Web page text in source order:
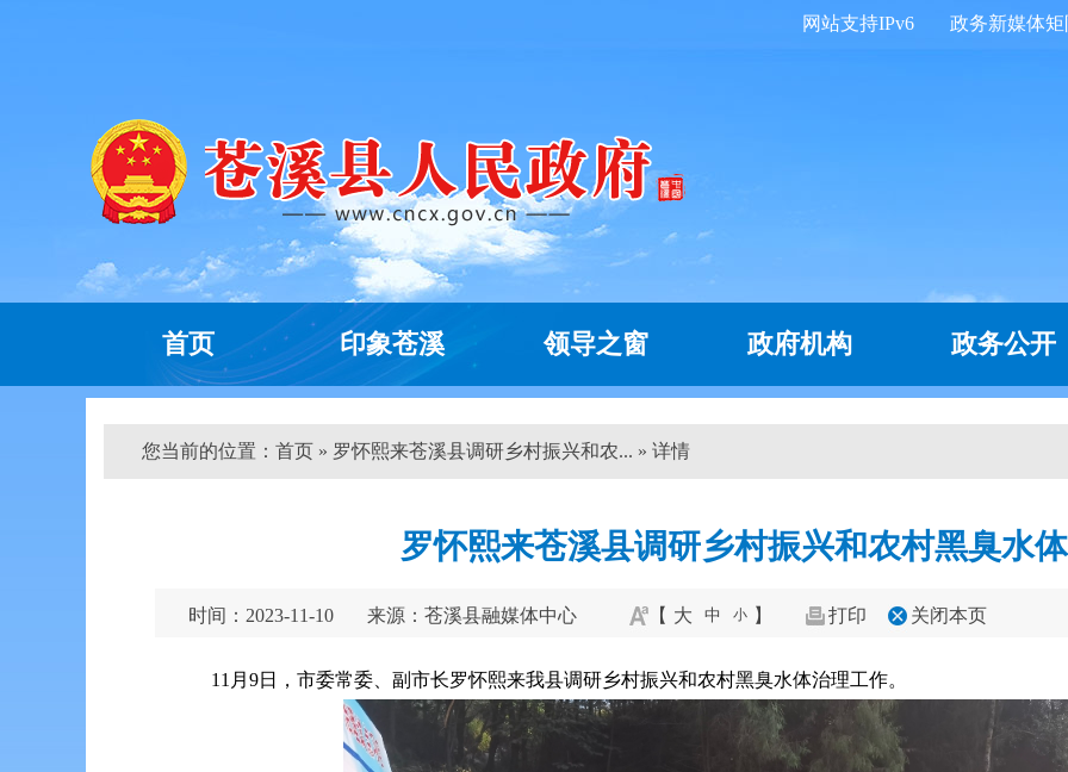
政务新媒体矩
网站支持IPv6
首页 印象苍溪 领导之窗 政府机构 政务公开
您当前的位置： 首页 » 罗怀熙来苍溪县调研乡村振兴和农... » 详情
罗怀熙来苍溪县调研乡村振兴和农村黑臭水
时间：2023-11-10 来源：苍溪县融媒体中心 【 大 中 小 】 打印 关闭本页
11月9日，市委常委、副市长罗怀熙来我县调研乡村振兴和农村黑臭水体治理工作。